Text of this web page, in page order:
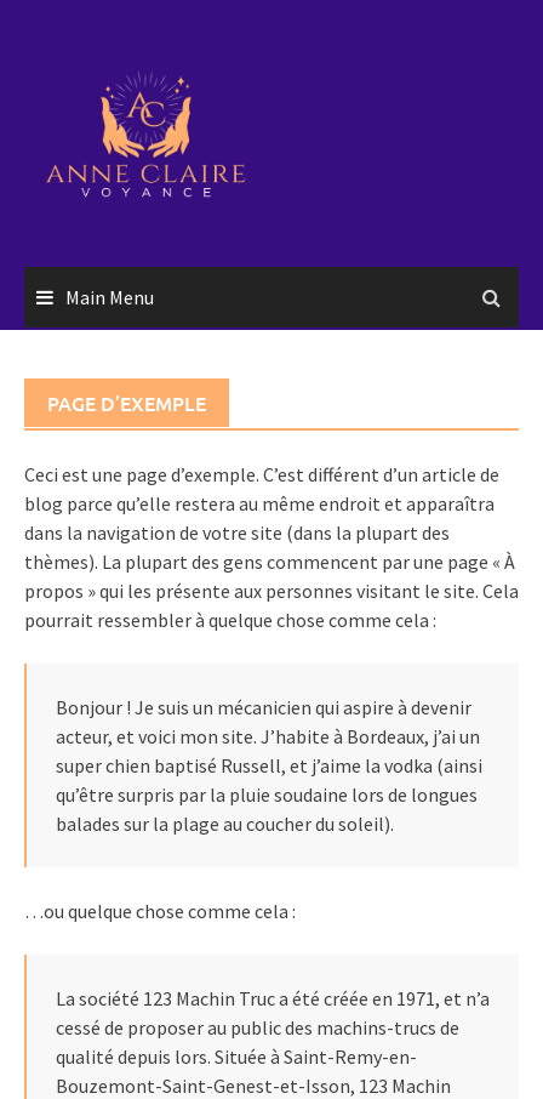
Main Menu
PAGE D’EXEMPLE
Ceci est une page d’exemple. C’est différent d’un article de
blog parce qu’elle restera au même endroit et apparaîtra
dans la navigation de votre site (dans la plupart des
thèmes). La plupart des gens commencent par une page « À
propos » qui les présente aux personnes visitant le site. Cela
pourrait ressembler à quelque chose comme cela :
Bonjour ! Je suis un mécanicien qui aspire à devenir
acteur, et voici mon site. J’habite à Bordeaux, j’ai un
super chien baptisé Russell, et j’aime la vodka (ainsi
qu’être surpris par la pluie soudaine lors de longues
balades sur la plage au coucher du soleil).
…ou quelque chose comme cela :
La société 123 Machin Truc a été créée en 1971, et n’a
cessé de proposer au public des machins-trucs de
qualité depuis lors. Située à Saint-Remy-en-
Bouzemont-Saint-Genest-et-Isson, 123 Machin